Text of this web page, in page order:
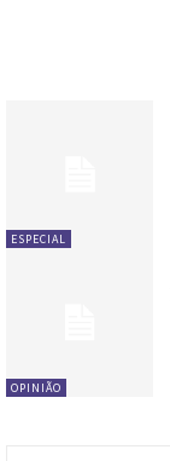
ESPECIAL
OPINIÃO